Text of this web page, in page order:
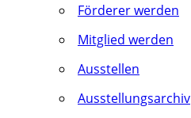
Förderer werden
Mitglied werden
Ausstellen
Ausstellungsarchiv